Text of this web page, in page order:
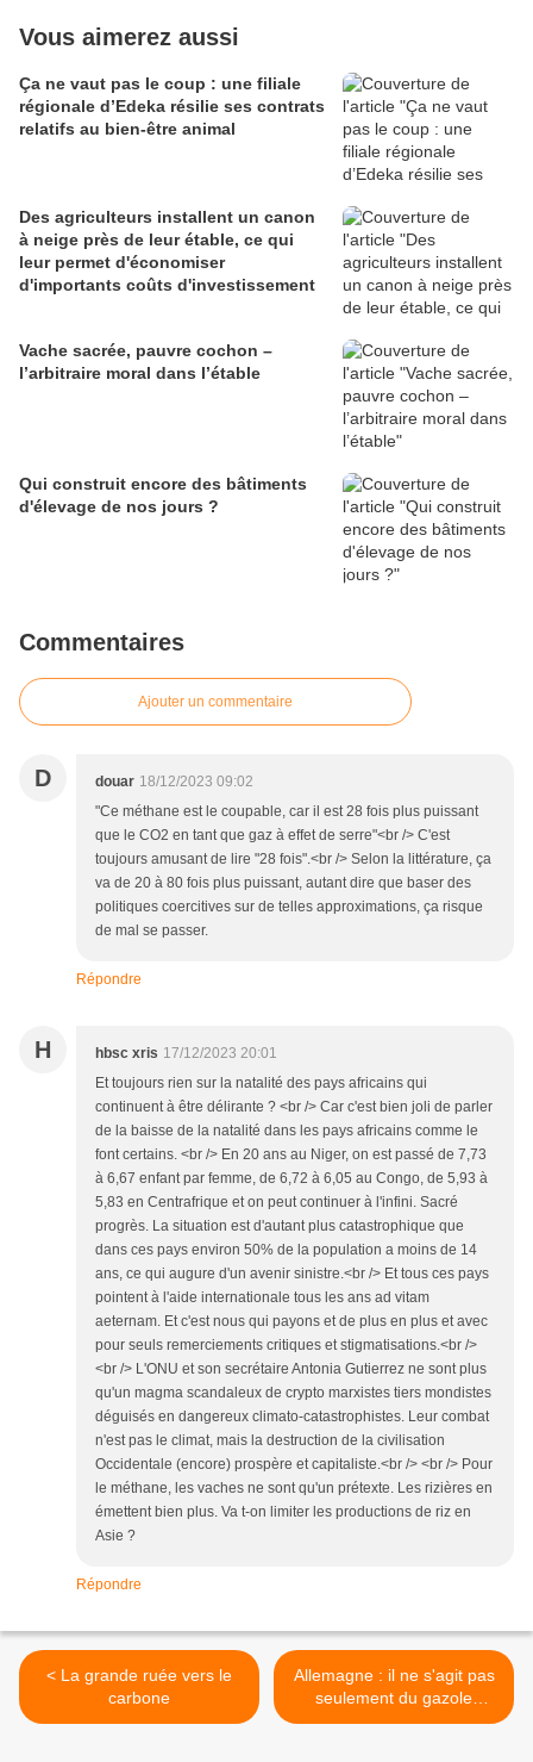
Vous aimerez aussi
Ça ne vaut pas le coup : une filiale
régionale d’Edeka résilie ses contrats
relatifs au bien-être animal
Des agriculteurs installent un canon
à neige près de leur étable, ce qui
leur permet d'économiser
d'importants coûts d'investissement
Vache sacrée, pauvre cochon –
l’arbitraire moral dans l’étable
Qui construit encore des bâtiments
d'élevage de nos jours ?
Commentaires
Ajouter un commentaire
D douar 18/12/2023 09:02
"Ce méthane est le coupable, car il est 28 fois plus puissant
que le CO2 en tant que gaz à effet de serre"<br /> C'est
toujours amusant de lire "28 fois".<br /> Selon la littérature, ça
va de 20 à 80 fois plus puissant, autant dire que baser des
politiques coercitives sur de telles approximations, ça risque
de mal se passer.
Répondre
H hbsc xris 17/12/2023 20:01
Et toujours rien sur la natalité des pays africains qui
continuent à être délirante ? <br /> Car c'est bien joli de parler
de la baisse de la natalité dans les pays africains comme le
font certains. <br /> En 20 ans au Niger, on est passé de 7,73
à 6,67 enfant par femme, de 6,72 à 6,05 au Congo, de 5,93 à
5,83 en Centrafrique et on peut continuer à l'infini. Sacré
progrès. La situation est d'autant plus catastrophique que
dans ces pays environ 50% de la population a moins de 14
ans, ce qui augure d'un avenir sinistre.<br /> Et tous ces pays
pointent à l'aide internationale tous les ans ad vitam
aeternam. Et c'est nous qui payons et de plus en plus et avec
pour seuls remerciements critiques et stigmatisations.<br />
<br /> L'ONU et son secrétaire Antonia Gutierrez ne sont plus
qu'un magma scandaleux de crypto marxistes tiers mondistes
déguisés en dangereux climato-catastrophistes. Leur combat
n'est pas le climat, mais la destruction de la civilisation
Occidentale (encore) prospère et capitaliste.<br /> <br /> Pour
le méthane, les vaches ne sont qu'un prétexte. Les rizières en
émettent bien plus. Va t-on limiter les productions de riz en
Asie ?
Répondre
< La grande ruée vers le
carbone
Allemagne : il ne s'agit pas
seulement du gazole
agricole... >